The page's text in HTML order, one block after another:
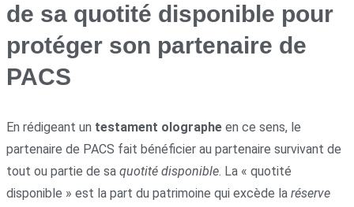
de sa quotité disponible pour
protéger son partenaire de
PACS
En rédigeant un testament olographe en ce sens, le
partenaire de PACS fait bénéficier au partenaire survivant de
tout ou partie de sa quotité disponible. La « quotité
disponible » est la part du patrimoine qui excède la réserve